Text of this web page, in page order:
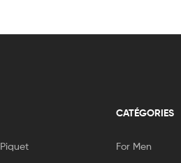
CATÉGORIES
For Men